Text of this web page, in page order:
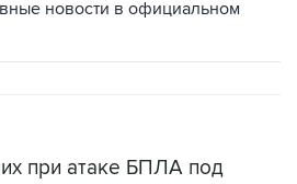
при атаке БПЛА под